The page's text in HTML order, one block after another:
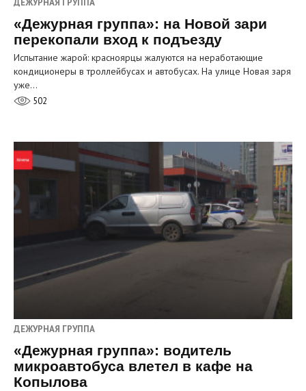
ДЕЖУРНАЯ ГРУППА
«Дежурная группа»: на Новой зари
перекопали вход к подъезду
Испытание жарой: красноярцы жалуются на неработающие
кондиционеры в троллейбусах и автобусах. На улице Новая заря
уже…
502
ДЕЖУРНАЯ ГРУППА
«Дежурная группа»: водитель
микроавтобуса влетел в кафе на
Копылова